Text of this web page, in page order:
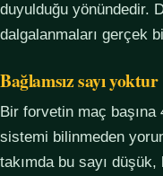
duyulduğu yönündedir.
dalgalanmaları gerçek
Bağlamsız sayı yoktur
Bir forvetin maç başına
sistemi bilinmeden
takımda bu sayı düşük,